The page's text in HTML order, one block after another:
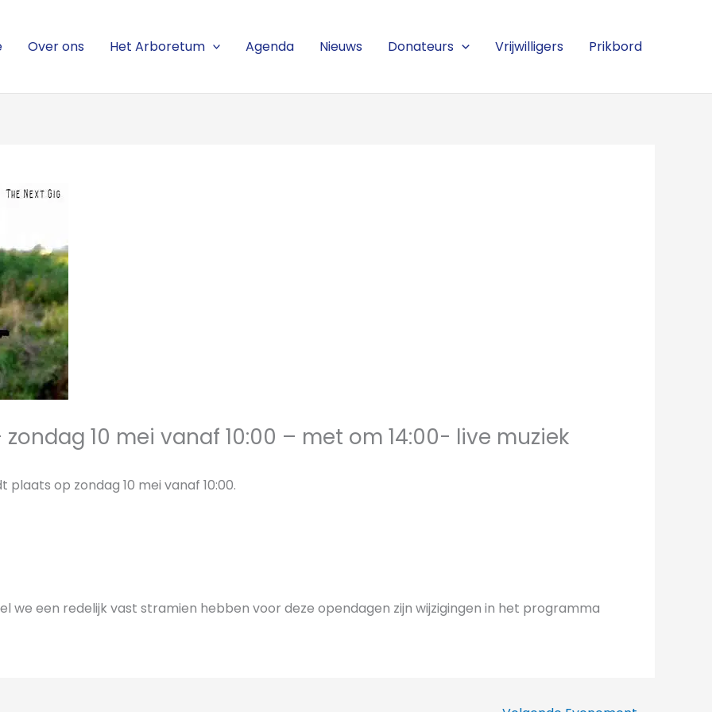
Over ons Het Arboretum Agenda Nieuws Donateurs Vrijwilligers Prikbord
10 mei vanaf 10:00 – met om 14:00- live muziek
op zondag 10 mei vanaf 10:00.
we een redelijk vast stramien hebben voor deze opendagen zijn wijzigingen in het programma